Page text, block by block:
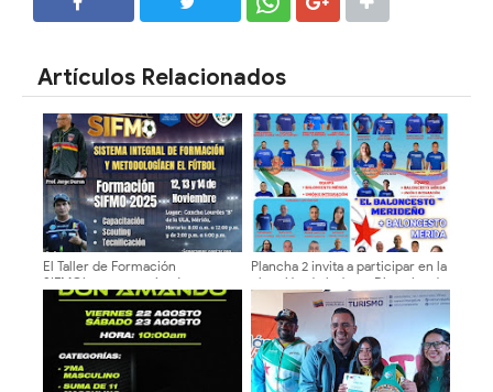
Artículos Relacionados
El Taller de Formación
SIFMO’2025 capacitará a
entrenadores y futbolistas del
Eje Andino en Mérida
Plancha 2 invita a participar en la
elección de la Junta Directiva de
la Asociación Merideña de
Baloncesto